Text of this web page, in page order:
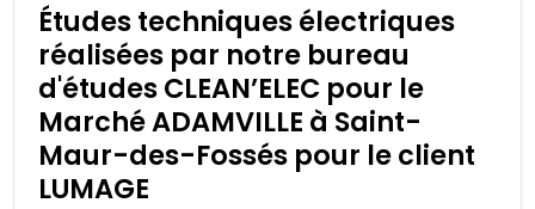
Études techniques électriques
réalisées par notre bureau
d'études CLEAN’ELEC pour le
Marché ADAMVILLE à Saint-
Maur-des-Fossés pour le client
LUMAGE